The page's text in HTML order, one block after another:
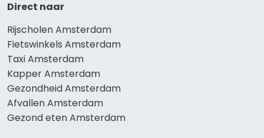
Direct naar
Rijscholen Amsterdam
Fietswinkels Amsterdam
Taxi Amsterdam
Kapper Amsterdam
Gezondheid Amsterdam
Afvallen Amsterdam
Gezond eten Amsterdam